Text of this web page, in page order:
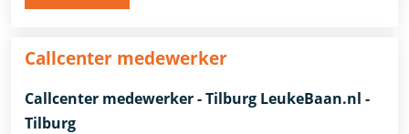
Callcenter medewerker
Callcenter medewerker - Tilburg LeukeBaan.nl -
Tilburg